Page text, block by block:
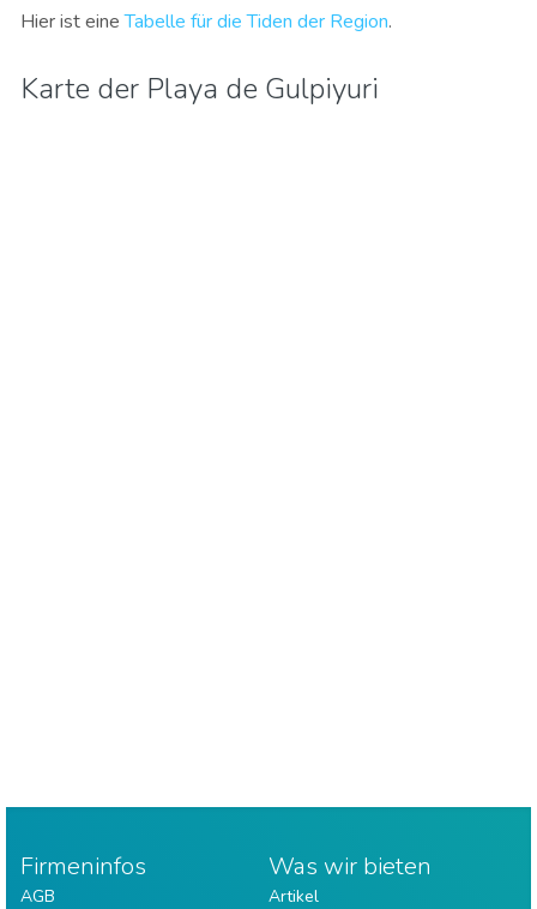
Hier ist eineTabelle für die Tiden der Region.
Karte der Playa de Gulpiyuri
Firmeninfos
AGB
Was wir bieten
Artikel